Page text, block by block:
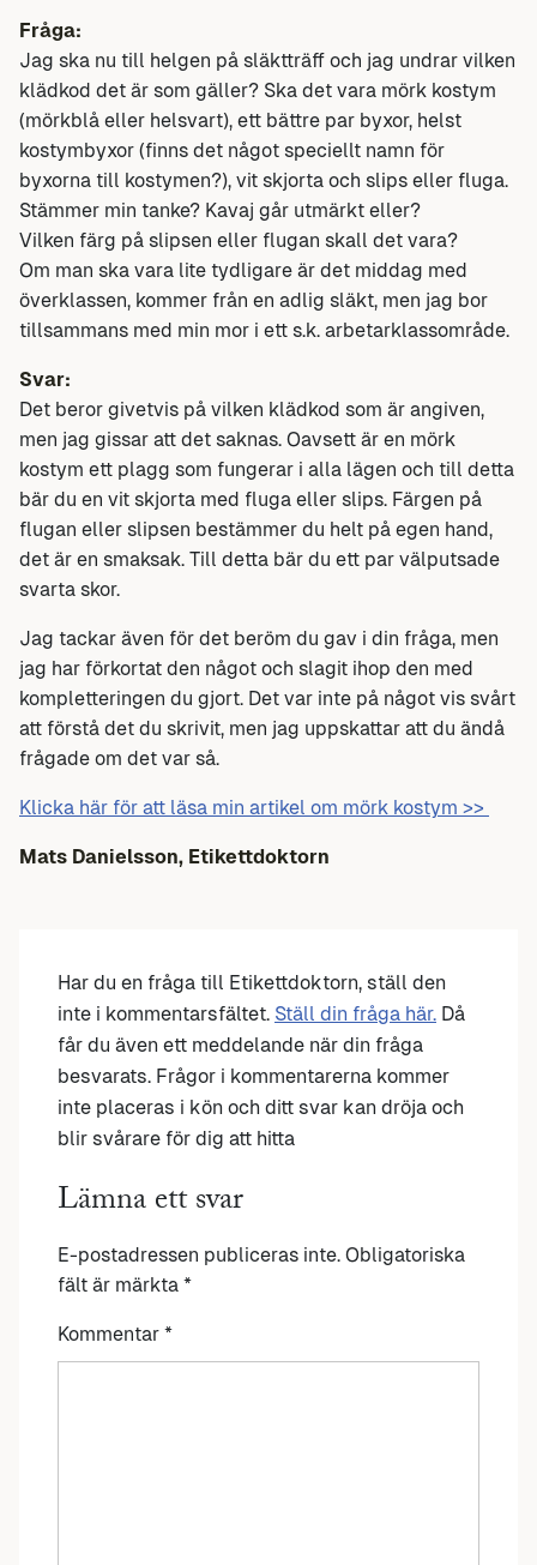
Fråga:
Jag ska nu till helgen på släktträff och jag undrar vilken
klädkod det är som gäller? Ska det vara mörk kostym
(mörkblå eller helsvart), ett bättre par byxor, helst
kostymbyxor (finns det något speciellt namn för
byxorna till kostymen?), vit skjorta och slips eller fluga.
Stämmer min tanke? Kavaj går utmärkt eller?
Vilken färg på slipsen eller flugan skall det vara?
Om man ska vara lite tydligare är det middag med
överklassen, kommer från en adlig släkt, men jag bor
tillsammans med min mor i ett s.k. arbetarklassområde.
Svar:
Det beror givetvis på vilken klädkod som är angiven,
men jag gissar att det saknas. Oavsett är en mörk
kostym ett plagg som fungerar i alla lägen och till detta
bär du en vit skjorta med fluga eller slips. Färgen på
flugan eller slipsen bestämmer du helt på egen hand,
det är en smaksak. Till detta bär du ett par välputsade
svarta skor.
Jag tackar även för det beröm du gav i din fråga, men
jag har förkortat den något och slagit ihop den med
kompletteringen du gjort. Det var inte på något vis svårt
att förstå det du skrivit, men jag uppskattar att du ändå
frågade om det var så.
Klicka här för att läsa min artikel om mörk kostym >>
Mats Danielsson, Etikettdoktorn
Har du en fråga till Etikettdoktorn, ställ den
inte i kommentarsfältet. Ställ din fråga här. Då
får du även ett meddelande när din fråga
besvarats. Frågor i kommentarerna kommer
inte placeras i kön och ditt svar kan dröja och
blir svårare för dig att hitta
Lämna ett svar
E-postadressen publiceras inte. Obligatoriska
fält är märkta *
Kommentar *